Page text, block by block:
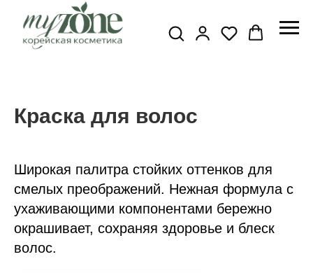
Краска для волос
Широкая палитра стойких оттенков для
смелых преображений. Нежная формула с
ухаживающими компонентами бережно
окрашивает, сохраняя здоровье и блеск
волос.